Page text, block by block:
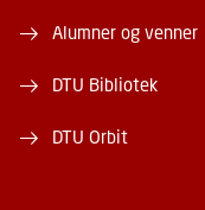
Alumner og venner
DTU Bibliotek
DTU Orbit